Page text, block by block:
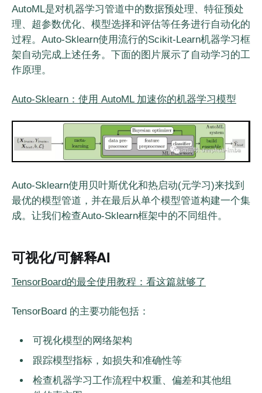
AutoML是对机器学习管道中的数据预处理、特征预处
理、超参数优化、模型选择和评估等任务进行自动化的
过程。Auto-Sklearn使用流行的Scikit-Learn机器学习框
架自动完成上述任务。下面的图片展示了自动学习的工
作原理。
Auto-Sklearn：使用 AutoML 加速你的机器学习模型
Auto-Sklearn使用贝叶斯优化和热启动(元学习)来找到
最优的模型管道，并在最后从单个模型管道构建一个集
成。让我们检查Auto-Sklearn框架中的不同组件。
可视化/可解释AI
TensorBoard的最全使用教程：看这篇就够了
TensorBoard 的主要功能包括：
可视化模型的网络架构
跟踪模型指标，如损失和准确性等
检查机器学习工作流程中权重、偏差和其他组